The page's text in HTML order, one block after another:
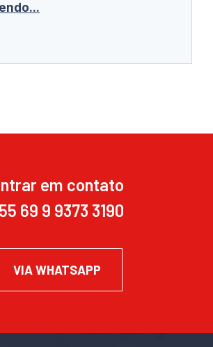
em contato
69 9 9373 3190
VIA WHATSAPP